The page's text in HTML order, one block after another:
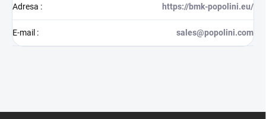
Adresa : https://bmk-popolini.eu/
E-mail : sales@popolini.com